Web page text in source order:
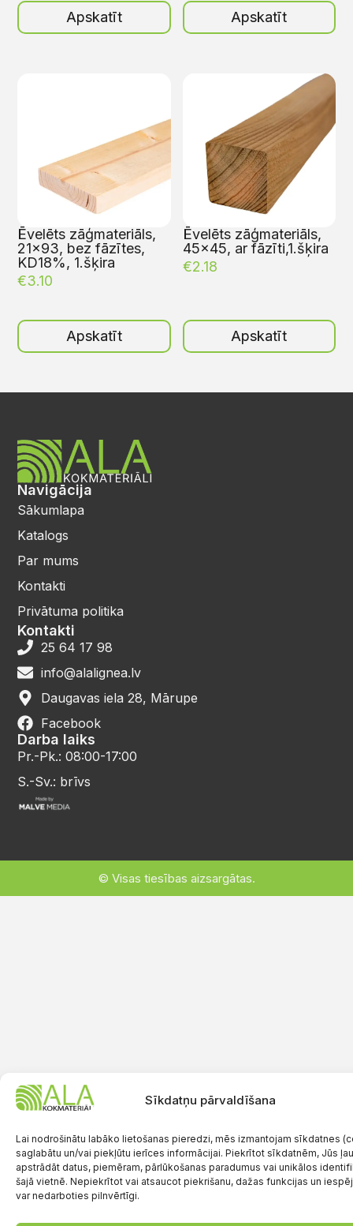
Sīkdatņu pārvaldīšana
Lai nodrošinātu labāko lietošanas pieredzi, mēs izmantojam sīkdatnes
saglabātu un/vai piekļūtu ierīces informācijai. Piekrītot sīkdatnēm, Jūs
apstrādāt datus, piemēram, pārlūkošanas paradumus vai unikālos
šajā vietnē. Nepiekrītot vai atsaucot piekrišanu, dažas funkcijas un
var nedarboties pilnvērtīgi.
Apskatīt
Apskatīt
Ēvelēts zāģmateriāls,
21×93, bez fāzītes,
KD18%, 1.šķira
€3.10
Apskatīt
Ēvelēts zāģmateriāls,
45×45, ar fāzīti,1.šķira
€2.18
Apskatīt
Navigācija
Sākumlapa
Katalogs
Par mums
Kontakti
Privātuma politika
Kontakti
25 64 17 98
info@alalignea.lv
Daugavas iela 28, Mārupe
Facebook
Darba laiks
Pr.-Pk.: 08:00-17:00
S.-Sv.: brīvs
© Visas tiesības aizsargātas.